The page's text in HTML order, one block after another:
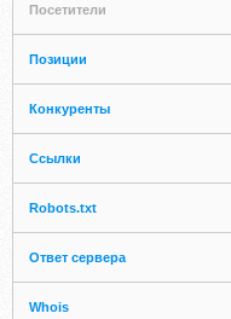
Посетители
Позиции
Конкуренты
Ссылки
Robots.txt
Ответ сервера
Whois